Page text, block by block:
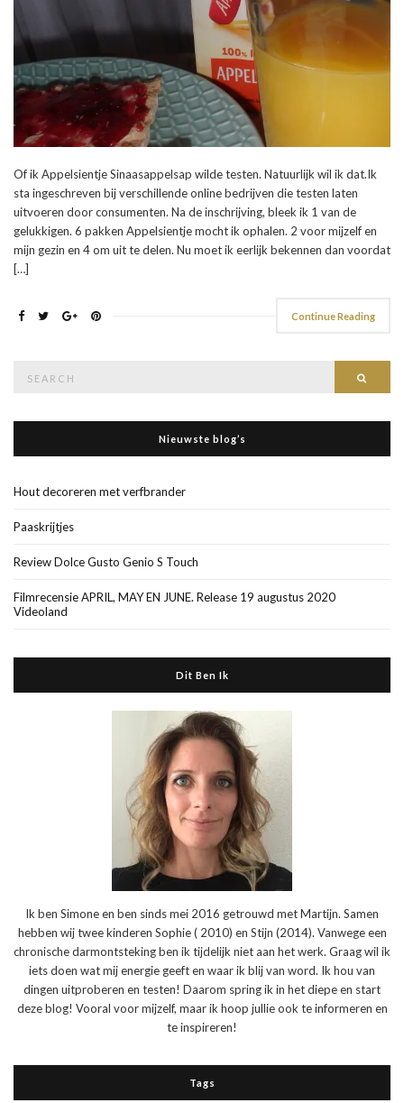
Of ik Appelsientje Sinaasappelsap wilde testen. Natuurlijk wil ik dat.Ik
sta ingeschreven bij verschillende online bedrijven die testen laten
uitvoeren door consumenten. Na de inschrijving, bleek ik 1 van de
gelukkigen. 6 pakken Appelsientje mocht ik ophalen. 2 voor mijzelf en
mijn gezin en 4 om uit te delen. Nu moet ik eerlijk bekennen dan voordat
[…]
Continue Reading
Nieuwste blog’s
Hout decoreren met verfbrander
Paaskrijtjes
Review Dolce Gusto Genio S Touch
Filmrecensie APRIL, MAY EN JUNE. Release 19 augustus 2020
Videoland
Dit Ben Ik
Ik ben Simone en ben sinds mei 2016 getrouwd met Martijn. Samen
hebben wij twee kinderen Sophie ( 2010) en Stijn (2014). Vanwege een
chronische darmontsteking ben ik tijdelijk niet aan het werk. Graag wil ik
iets doen wat mij energie geeft en waar ik blij van word. Ik hou van
dingen uitproberen en testen! Daarom spring ik in het diepe en start
deze blog! Vooral voor mijzelf, maar ik hoop jullie ook te informeren en
te inspireren!
Tags